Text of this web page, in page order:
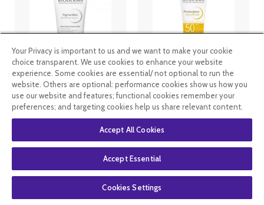
Bioderma
Pigmentbio
Sensitives
areas 75 ml
23.40€17.55€
En stock
Bioderma
Photoderm
Aquafluide
Spf50+ Non
10.99€8.24€
En stock
Your Privacy is important to us and we want to make your cookie
choice transparent. We use cookies to enhance your website
experience. Some cookies are essential/ not optional to run the
website. Others are optional: performance cookies show us how you
use our website and features; functional cookies remember your
preferences; and targeting cookies help us share relevant content.
Accept All Cookies
Accept Essential
Cookies Settings